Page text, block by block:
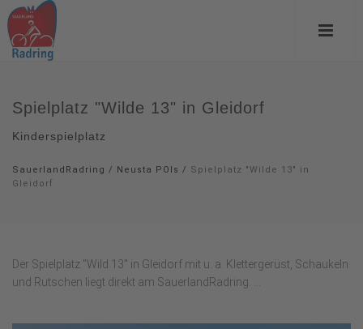
Spielplatz "Wilde 13" in Gleidorf
Kinderspielplatz
SauerlandRadring / Neusta POIs / Spielplatz "Wilde 13" in
Gleidorf
Der Spielplatz "Wild 13" in Gleidorf mit u. a. Klettergerüst, Schaukeln
und Rutschen liegt direkt am SauerlandRadring. ...